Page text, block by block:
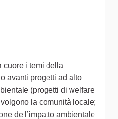
cuore i temi della
avanti progetti ad alto
(progetti di welfare
la comunità locale;
dell’impatto ambientale